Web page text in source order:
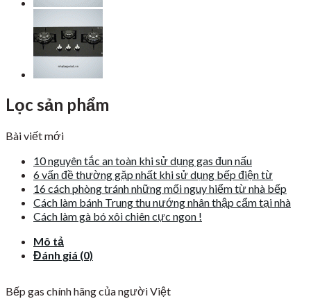
Lọc sản phẩm
Bài viết mới
10 nguyên tắc an toàn khi sử dụng gas đun nấu
6 vấn đề thường gặp nhất khi sử dụng bếp điện từ
16 cách phòng tránh những mối nguy hiểm từ nhà bếp
Cách làm bánh Trung thu nướng nhân thập cẩm tại nhà
Cách làm gà bó xôi chiên cực ngon !
Mô tả
Đánh giá (0)
Bếp gas chính hãng của người Việt